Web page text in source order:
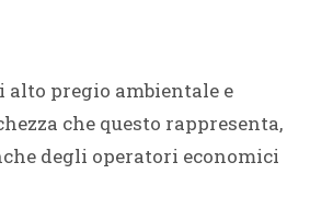
pregio ambientale e
che questo rappresenta,
degli operatori economici